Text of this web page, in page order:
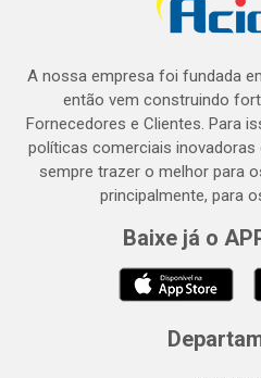
A nossa empresa foi fundada
então vem construindo
Fornecedores e Clientes. Para
políticas comerciais
sempre trazer o melhor para
principalmente, para
Baixe já o